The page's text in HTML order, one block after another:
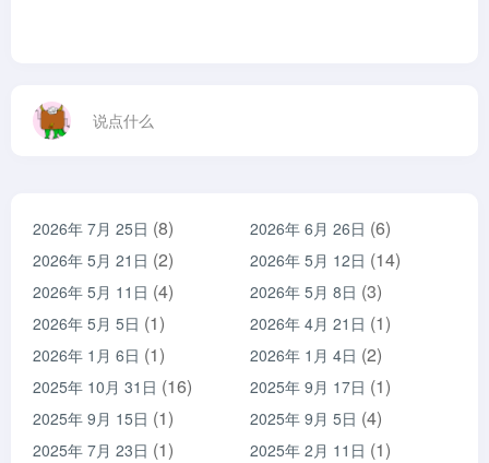
说点什么
2026年 7月 25日 (8) 2026年 6月 26日 (6)
2026年 5月 21日 (2) 2026年 5月 12日 (14)
2026年 5月 11日 (4) 2026年 5月 8日 (3)
2026年 5月 5日 (1) 2026年 4月 21日 (1)
2026年 1月 6日 (1) 2026年 1月 4日 (2)
2025年 10月 31日 (16) 2025年 9月 17日 (1)
2025年 9月 15日 (1) 2025年 9月 5日 (4)
2025年 7月 23日 (1) 2025年 2月 11日 (1)